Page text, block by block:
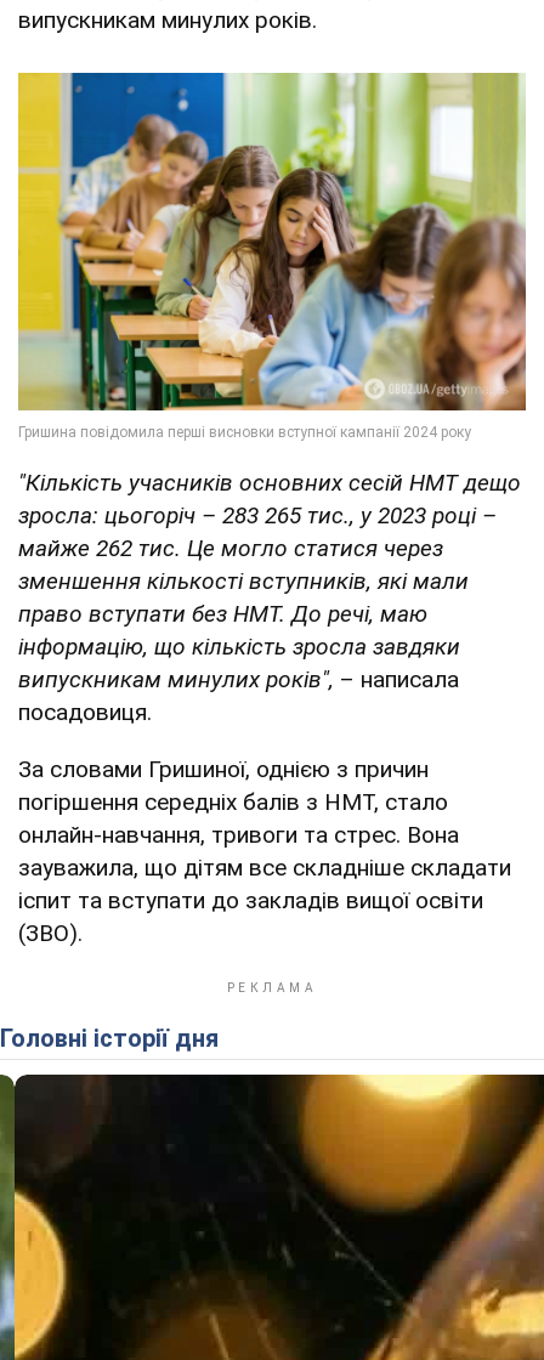
випускникам минулих років.
"Кількість учасників основних сесій НМТ дещо
зросла: цьогоріч – 283 265 тис., у 2023 році –
майже 262 тис. Це могло статися через
зменшення кількості вступників, які мали
право вступати без НМТ. До речі, маю
інформацію, що кількість зросла завдяки
випускникам минулих років", – написала
посадовиця.
За словами Гришиної, однією з причин
погіршення середніх балів з НМТ, стало
онлайн-навчання, тривоги та стрес. Вона
зауважила, що дітям все складніше складати
іспит та вступати до закладів вищої освіти
(ЗВО).
Головні історії дня